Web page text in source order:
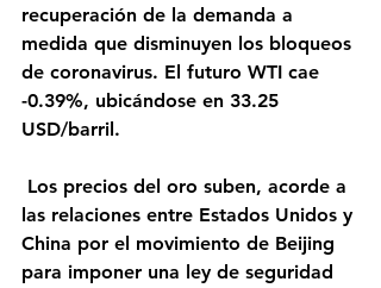
recuperación de la demanda a
medida que disminuyen los bloqueos
de coronavirus. El futuro WTI cae
-0.39%, ubicándose en 33.25
USD/barril.
las relaciones entre Estados Unidos y
China por el movimiento de Beijing
para imponer una ley de seguridad